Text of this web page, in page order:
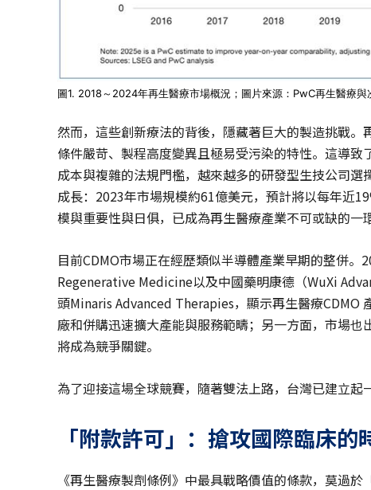
圖1. 2018～2024年再生醫療市場概況；圖片來源：PwC再生醫療
然而，這些創新療法的背後，隱藏著巨大的製造挑戰
條件嚴苛、製程高度變異且極易受污染的特性。這導
成本與複雜的法規門檻，越來越多的研發型生技公司
成長：2023年市場規模約61億美元，預計將以每年近
模與重要性與日俱，已成為再生醫療產業不可或缺的一
目前CDMO市場正在經歷類似半導體產業早期的整併
Regenerative Medicine以及中國藥明康德（WuXi
頭Minaris Advanced Therapies，顯示再生醫療CDMO
廠和併購迅速擴大產能與服務範疇；另一方面，市場
將成為競爭關鍵。
為了迎接這場全球競賽，隨著雙法上路，台灣已建立起
「附款許可」：搶攻國際臨床的
《再生醫療製劑條例》中最具戰略價值的條款，莫過